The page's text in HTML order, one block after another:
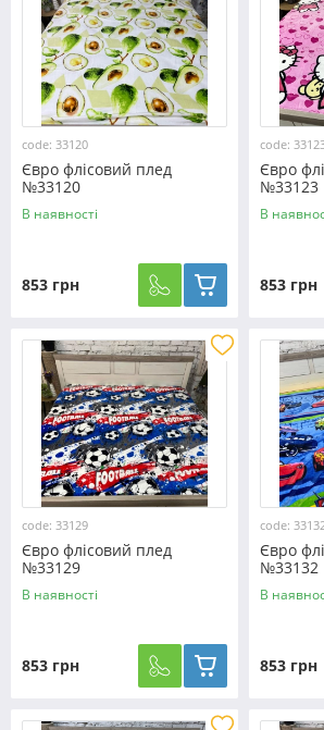
code: 33120
Євро флісовий плед
№33120
В наявності
853 грн
code:
Євро
№33123
В
853 грн
code: 33129
Євро флісовий плед
№33129
В наявності
853 грн
code:
Євро
№33132
В
853 грн